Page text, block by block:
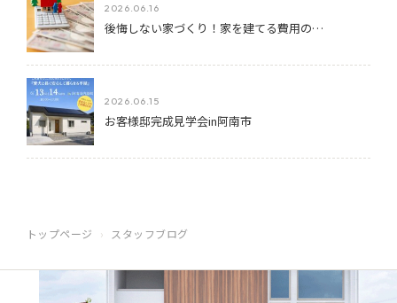
2026.06.16
後悔しない家づくり！家を建てる費用の…
2026.06.15
お客様邸完成見学会in阿南市
トップページ スタッフブログ